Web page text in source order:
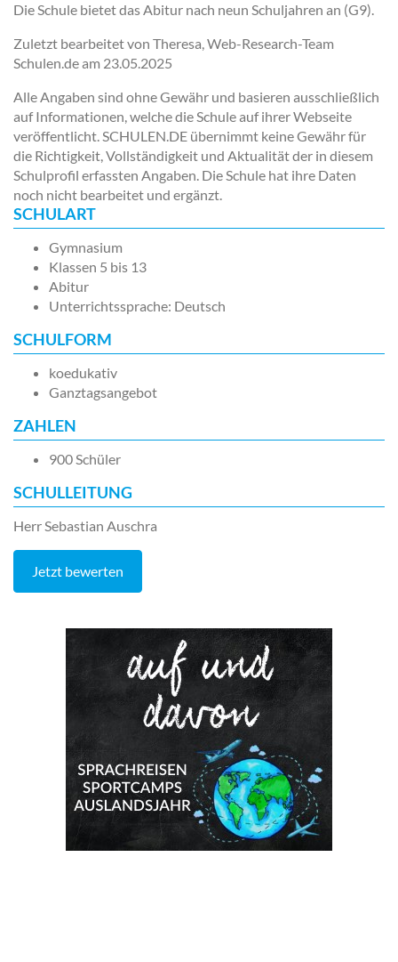
Die Schule bietet das Abitur nach neun Schuljahren an (G9).
Zuletzt bearbeitet von Theresa, Web-Research-Team
Schulen.de am 23.05.2025
Alle Angaben sind ohne Gewähr und basieren ausschließlich
auf Informationen, welche die Schule auf ihrer Webseite
veröffentlicht. SCHULEN.DE übernimmt keine Gewähr für
die Richtigkeit, Vollständigkeit und Aktualität der in diesem
Schulprofil erfassten Angaben. Die Schule hat ihre Daten
noch nicht bearbeitet und ergänzt.
SCHULART
Gymnasium
Klassen 5 bis 13
Abitur
Unterrichtssprache: Deutsch
SCHULFORM
koedukativ
Ganztagsangebot
ZAHLEN
900 Schüler
SCHULLEITUNG
Herr Sebastian Auschra
Jetzt bewerten